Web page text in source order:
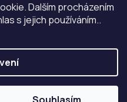
Dalším procházením
s jejich používáním..
Platba:
- ASTECO s.r.o.
nastavení cookies